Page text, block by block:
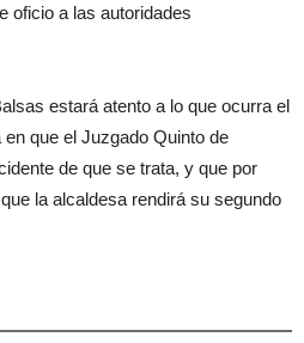
oficio a las autoridades
estará atento a lo que ocurra el
que el Juzgado Quinto de
de que se trata, y que por
la alcaldesa rendirá su segundo